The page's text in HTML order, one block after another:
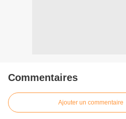
Commentaires
Ajouter un commentaire